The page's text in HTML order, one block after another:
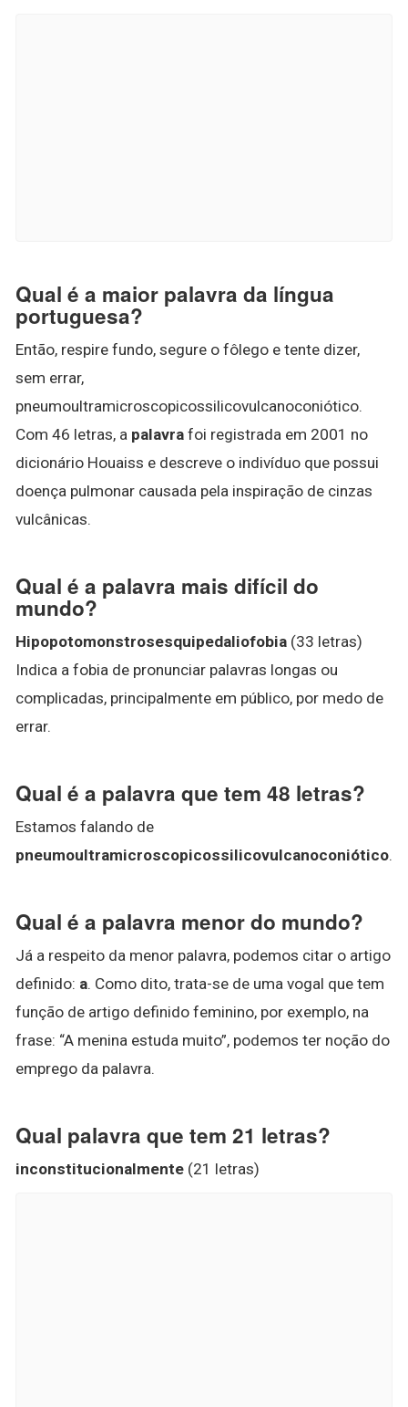
Qual é a maior palavra da língua
portuguesa?
Então, respire fundo, segure o fôlego e tente dizer,
sem errar,
pneumoultramicroscopicossilicovulcanoconiótico.
Com 46 letras, a palavra foi registrada em 2001 no
dicionário Houaiss e descreve o indivíduo que possui
doença pulmonar causada pela inspiração de cinzas
vulcânicas.
Qual é a palavra mais difícil do
mundo?
Hipopotomonstrosesquipedaliofobia (33 letras)
Indica a fobia de pronunciar palavras longas ou
complicadas, principalmente em público, por medo de
errar.
Qual é a palavra que tem 48 letras?
Estamos falando de
pneumoultramicroscopicossilicovulcanoconiótico.
Qual é a palavra menor do mundo?
Já a respeito da menor palavra, podemos citar o artigo
definido: a. Como dito, trata-se de uma vogal que tem
função de artigo definido feminino, por exemplo, na
frase: “A menina estuda muito”, podemos ter noção do
emprego da palavra.
Qual palavra que tem 21 letras?
inconstitucionalmente (21 letras)